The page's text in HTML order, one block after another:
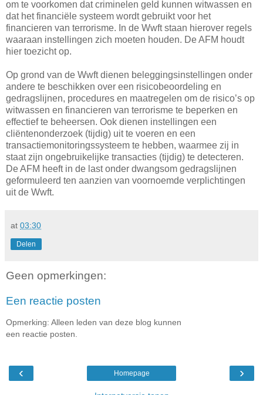
om te voorkomen dat criminelen geld kunnen witwassen en
dat het financiële systeem wordt gebruikt voor het
financieren van terrorisme. In de Wwft staan hierover regels
waaraan instellingen zich moeten houden. De AFM houdt
hier toezicht op.
Op grond van de Wwft dienen beleggingsinstellingen onder
andere te beschikken over een risicobeoordeling en
gedragslijnen, procedures en maatregelen om de risico’s op
witwassen en financieren van terrorisme te beperken en
effectief te beheersen. Ook dienen instellingen een
cliëntenonderzoek (tijdig) uit te voeren en een
transactiemonitoringssysteem te hebben, waarmee zij in
staat zijn ongebruikelijke transacties (tijdig) te detecteren.
De AFM heeft in de last onder dwangsom gedragslijnen
geformuleerd ten aanzien van voornoemde verplichtingen
uit de Wwft.
at 03:30
Delen
Geen opmerkingen:
Een reactie posten
Opmerking: Alleen leden van deze blog kunnen
een reactie posten.
‹ ›
Homepage